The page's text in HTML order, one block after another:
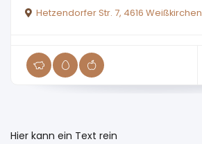
Hetzendorfer Str. 7, 4616 Weißkirchen
Hier kann ein Text rein